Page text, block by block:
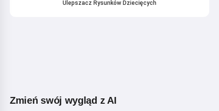
Ulepszacz Rysunków Dziecięcych
Zmień swój wygląd z AI